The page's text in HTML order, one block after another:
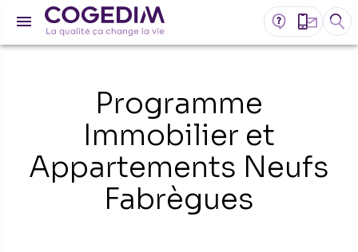
Programme
Immobilier et
Appartements Neufs
Fabrègues